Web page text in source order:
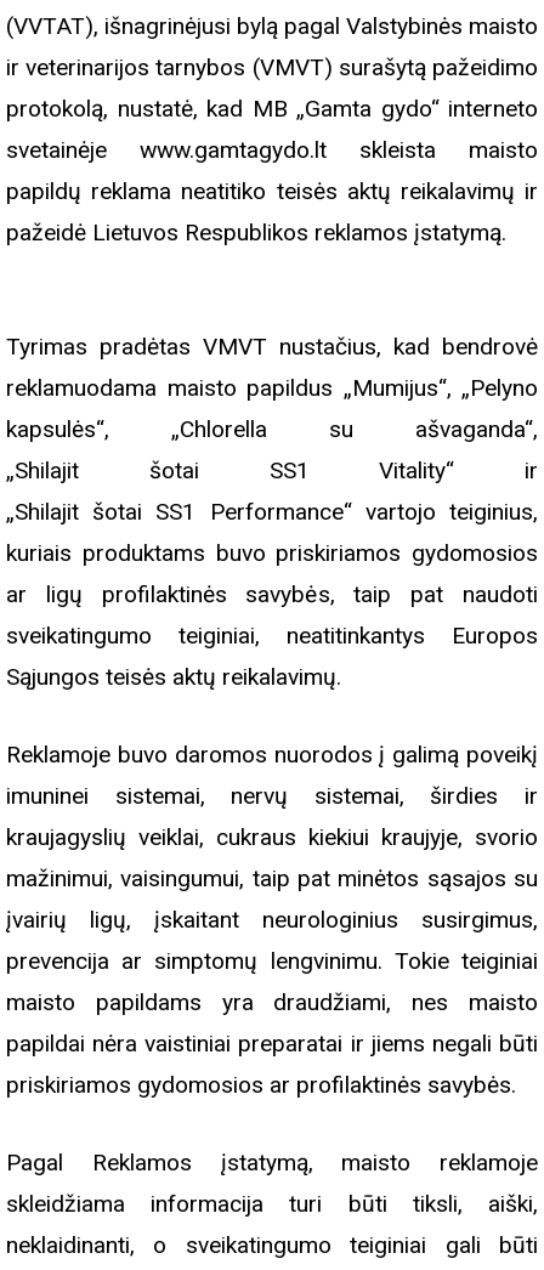
(VVTAT), išnagrinėjusi bylą pagal Valstybinės maisto
ir veterinarijos tarnybos (VMVT) surašytą pažeidimo
protokolą, nustatė, kad MB „Gamta gydo“ interneto
svetainėje www.gamtagydo.lt skleista maisto
papildų reklama neatitiko teisės aktų reikalavimų ir
pažeidė Lietuvos Respublikos reklamos įstatymą.
Tyrimas pradėtas VMVT nustačius, kad bendrovė
reklamuodama maisto papildus „Mumijus“, „Pelyno
kapsulės“, „Chlorella su ašvaganda“,
„Shilajit šotai SS1 Vitality“ ir
„Shilajit šotai SS1 Performance“ vartojo teiginius,
kuriais produktams buvo priskiriamos gydomosios
ar ligų profilaktinės savybės, taip pat naudoti
sveikatingumo teiginiai, neatitinkantys Europos
Sąjungos teisės aktų reikalavimų.
Reklamoje buvo daromos nuorodos į galimą poveikį
imuninei sistemai, nervų sistemai, širdies ir
kraujagyslių veiklai, cukraus kiekiui kraujyje, svorio
mažinimui, vaisingumui, taip pat minėtos sąsajos su
įvairių ligų, įskaitant neurologinius susirgimus,
prevencija ar simptomų lengvinimu. Tokie teiginiai
maisto papildams yra draudžiami, nes maisto
papildai nėra vaistiniai preparatai ir jiems negali būti
priskiriamos gydomosios ar profilaktinės savybės.
Pagal Reklamos įstatymą, maisto reklamoje
skleidžiama informacija turi būti tiksli, aiški,
neklaidinanti, o sveikatingumo teiginiai gali būti